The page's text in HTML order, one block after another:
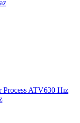
ATV630 Hız